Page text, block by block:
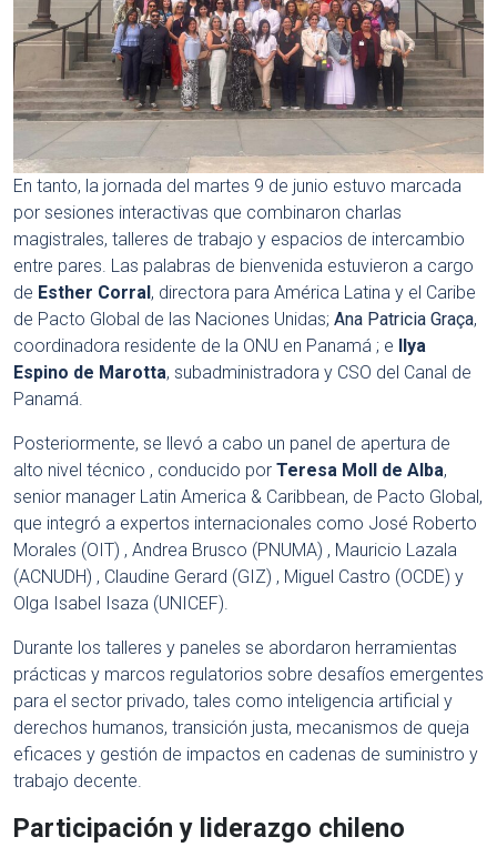
En tanto, la jornada del martes 9 de junio estuvo marcada
por sesiones interactivas que combinaron charlas
magistrales, talleres de trabajo y espacios de intercambio
entre pares. Las palabras de bienvenida estuvieron a cargo
de Esther Corral, directora para América Latina y el Caribe
de Pacto Global de las Naciones Unidas; Ana Patricia Graça,
coordinadora residente de la ONU en Panamá ; e Ilya
Espino de Marotta, subadministradora y CSO del Canal de
Panamá.
Posteriormente, se llevó a cabo un panel de apertura de
alto nivel técnico , conducido por Teresa Moll de Alba,
senior manager Latin America & Caribbean, de Pacto Global,
que integró a expertos internacionales como José Roberto
Morales (OIT) , Andrea Brusco (PNUMA) , Mauricio Lazala
(ACNUDH) , Claudine Gerard (GIZ) , Miguel Castro (OCDE) y
Olga Isabel Isaza (UNICEF).
Durante los talleres y paneles se abordaron herramientas
prácticas y marcos regulatorios sobre desafíos emergentes
para el sector privado, tales como inteligencia artificial y
derechos humanos, transición justa, mecanismos de queja
eficaces y gestión de impactos en cadenas de suministro y
trabajo decente.
Participación y liderazgo chileno